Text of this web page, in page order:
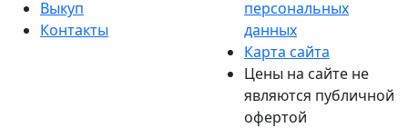
Выкуп
Контакты
персональных
данных
Карта сайта
Цены на сайте не
являются публичной
офертой